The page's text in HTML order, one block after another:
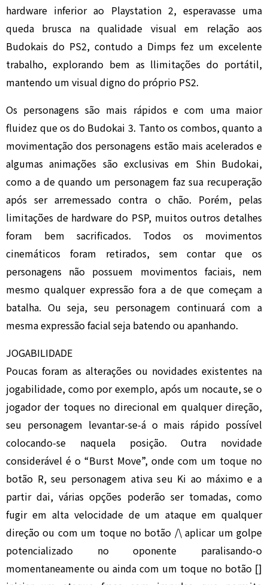
hardware inferior ao Playstation 2, esperavasse uma
queda brusca na qualidade visual em relação aos
Budokais do PS2, contudo a Dimps fez um excelente
trabalho, explorando bem as llimitações do portátil,
mantendo um visual digno do próprio PS2.
Os personagens são mais rápidos e com uma maior
fluidez que os do Budokai 3. Tanto os combos, quanto a
movimentação dos personagens estão mais acelerados e
algumas animações são exclusivas em Shin Budokai,
como a de quando um personagem faz sua recuperação
após ser arremessado contra o chão. Porém, pelas
limitações de hardware do PSP, muitos outros detalhes
foram bem sacrificados. Todos os movimentos
cinemáticos foram retirados, sem contar que os
personagens não possuem movimentos faciais, nem
mesmo qualquer expressão fora a de que começam a
batalha. Ou seja, seu personagem continuará com a
mesma expressão facial seja batendo ou apanhando.
JOGABILIDADE
Poucas foram as alterações ou novidades existentes na
jogabilidade, como por exemplo, após um nocaute, se o
jogador der toques no direcional em qualquer direção,
seu personagem levantar-se-á o mais rápido possível
colocando-se naquela posição. Outra novidade
considerável é o “Burst Move”, onde com um toque no
botão R, seu personagem ativa seu Ki ao máximo e a
partir dai, várias opções poderão ser tomadas, como
fugir em alta velocidade de um ataque em qualquer
direção ou com um toque no botão /\ aplicar um golpe
potencializado no oponente paralisando-o
momentaneamente ou ainda com um toque no botão []